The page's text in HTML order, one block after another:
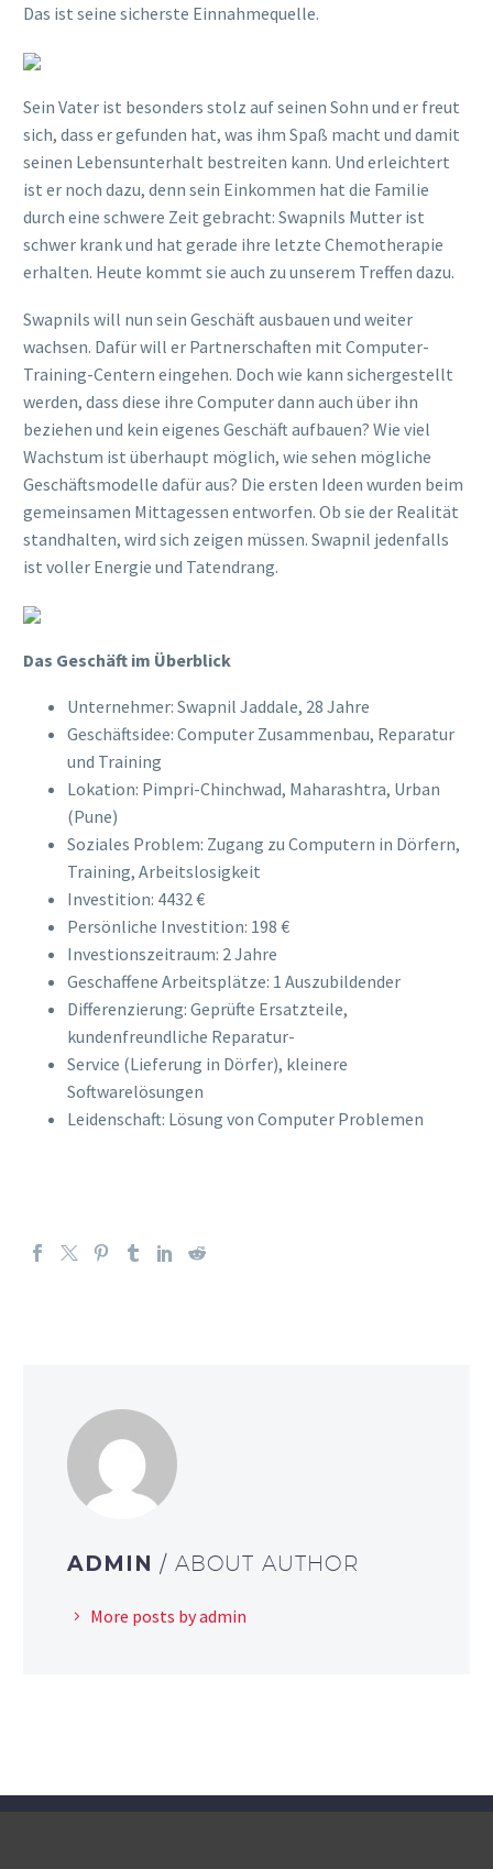
Das ist seine sicherste Einnahmequelle.
Sein Vater ist besonders stolz auf seinen Sohn und er freut
sich, dass er gefunden hat, was ihm Spaß macht und damit
seinen Lebensunterhalt bestreiten kann. Und erleichtert
ist er noch dazu, denn sein Einkommen hat die Familie
durch eine schwere Zeit gebracht: Swapnils Mutter ist
schwer krank und hat gerade ihre letzte Chemotherapie
erhalten. Heute kommt sie auch zu unserem Treffen dazu.
Swapnils will nun sein Geschäft ausbauen und weiter
wachsen. Dafür will er Partnerschaften mit Computer-
Training-Centern eingehen. Doch wie kann sichergestellt
werden, dass diese ihre Computer dann auch über ihn
beziehen und kein eigenes Geschäft aufbauen? Wie viel
Wachstum ist überhaupt möglich, wie sehen mögliche
Geschäftsmodelle dafür aus? Die ersten Ideen wurden beim
gemeinsamen Mittagessen entworfen. Ob sie der Realität
standhalten, wird sich zeigen müssen. Swapnil jedenfalls
ist voller Energie und Tatendrang.
Das Geschäft im Überblick
Unternehmer: Swapnil Jaddale, 28 Jahre
Geschäftsidee: Computer Zusammenbau, Reparatur
und Training
Lokation: Pimpri-Chinchwad, Maharashtra, Urban
(Pune)
Soziales Problem: Zugang zu Computern in Dörfern,
Training, Arbeitslosigkeit
Investition: 4432 €
Persönliche Investition: 198 €
Investionszeitraum: 2 Jahre
Geschaffene Arbeitsplätze: 1 Auszubildender
Differenzierung: Geprüfte Ersatzteile,
kundenfreundliche Reparatur-
Service (Lieferung in Dörfer), kleinere
Softwarelösungen
Leidenschaft: Lösung von Computer Problemen
ADMIN / ABOUT AUTHOR
More posts by admin